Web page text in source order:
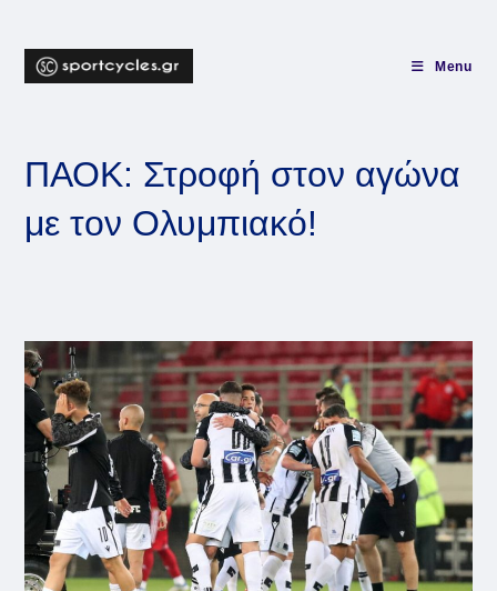
content
Menu
ΠΑΟΚ: Στροφή στον αγώνα
με τον Ολυμπιακό!